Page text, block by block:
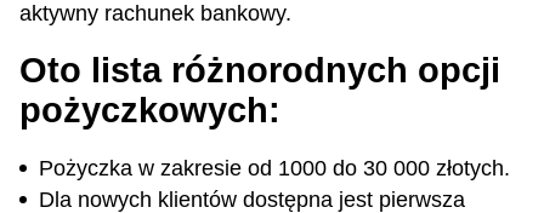
aktywny rachunek bankowy.
Oto lista różnorodnych opcji
pożyczkowych:
Pożyczka w zakresie od 1000 do 30 000 złotych.
Dla nowych klientów dostępna jest pierwsza